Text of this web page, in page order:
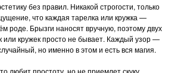
без правил. Никакой строгости, только
что каждая тарелка или кружка —
роде. Брызги наносят вручную, поэтому двух
или кружек просто не бывает. Каждый узор —
но именно в этом и есть вся магия.
любит простоту, но не приемлет скуку.